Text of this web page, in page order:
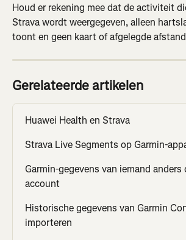
Houd er rekening mee dat de activiteit
Strava wordt weergegeven, alleen
toont en geen kaart of afgelegde
Gerelateerde artikelen
Huawei Health en Strava
Strava Live Segments op Garmin-
Garmin-gegevens van iemand anders
account
Historische gegevens van Garmin
importeren